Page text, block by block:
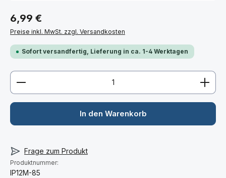
6,99 €
Preise inkl. MwSt. zzgl. Versandkosten
Sofort versandfertig, Lieferung in ca. 1-4 Werktagen
Produkt Anzahl: Gib den gewünschten Wert ein
In den Warenkorb
Frage zum Produkt
Produktnummer:
IP12M-85